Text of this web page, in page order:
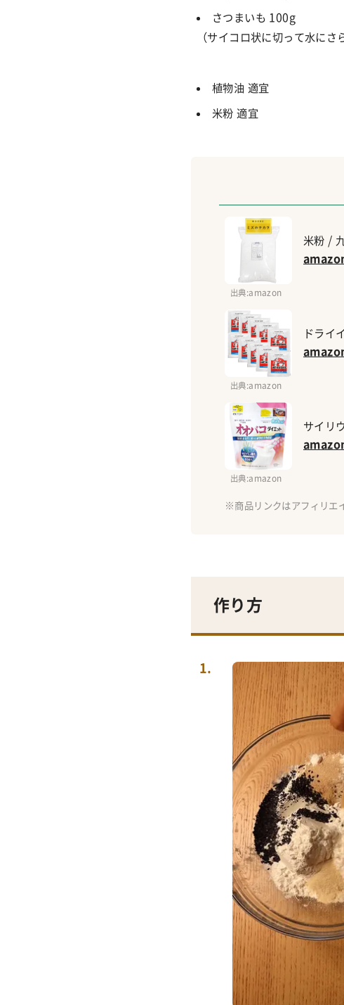
さつまいも 100g
（サイコロ状に切って水に
植物油 適宜
米粉 適宜
米粉 /
出典:amazon
ドライ
出典:amazon
サイリ
出典:amazon
作り方
1